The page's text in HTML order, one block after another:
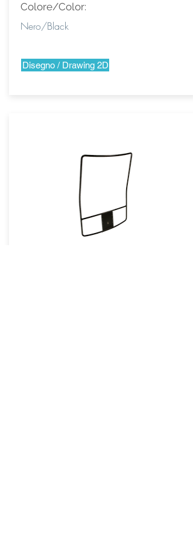
Colore/Color:
Nero/Black
Disegno / Drawing 2D